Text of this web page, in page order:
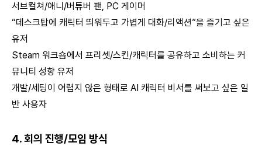
서브컬쳐/애니/버튜버 팬, PC 게이머
“데스크탑에 캐릭터 띄워두고 가볍게 대화/리액션”을 즐기고 싶은
유저
Steam 워크숍에서 프리셋/스킨/캐릭터를 공유하고 소비하는 커
뮤니티 성향 유저
개발/세팅이 어렵지 않은 형태로 AI 캐릭터 비서를 써보고 싶은 일
반 사용자
4. 회의 진행/모임 방식